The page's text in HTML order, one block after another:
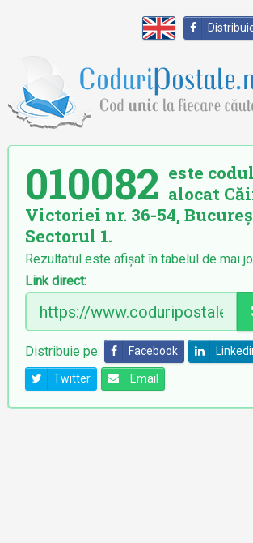
010082 este
alocat
Victoriei nr. 36-54,
Sectorul 1.
Rezultatul este afișat în tabelul de mai
Link direct:
Distribuie pe: Facebook
Twitter Email